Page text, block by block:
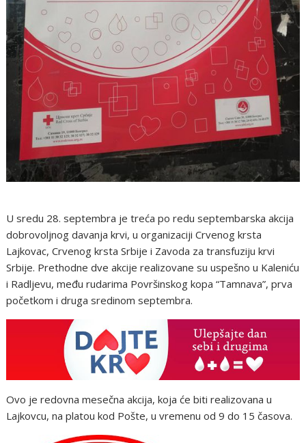
U sredu 28. septembra je treća po redu septembarska akcija
dobrovoljnog davanja krvi, u organizaciji Crvenog krsta
Lajkovac, Crvenog krsta Srbije i Zavoda za transfuziju krvi
Srbije. Prethodne dve akcije realizovane su uspešno u Kaleniću
i Radljevu, među rudarima Površinskog kopa “Tamnava”, prva
početkom i druga sredinom septembra.
Ovo je redovna mesečna akcija, koja će biti realizovana u
Lajkovcu, na platou kod Pošte, u vremenu od 9 do 15 časova.